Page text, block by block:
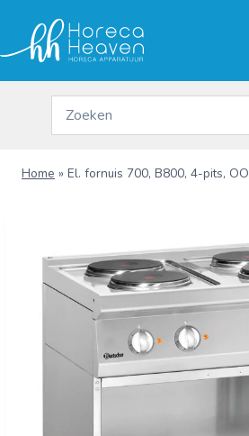
inhoud
Home » El. fornuis 700, B800, 4-pits, OO